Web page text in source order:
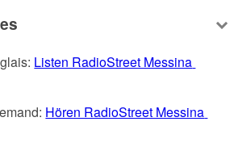
Listen RadioStreet Messina
Hören RadioStreet Messina